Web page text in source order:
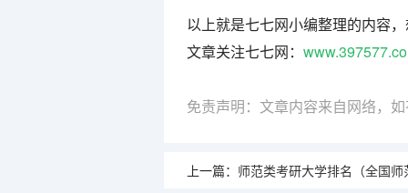
以上就是七七网小编整理的内容
文章关注七七网：
免责声明：文章内容来自网络，
上一篇： 师范类考研大学排名（全国师范类大